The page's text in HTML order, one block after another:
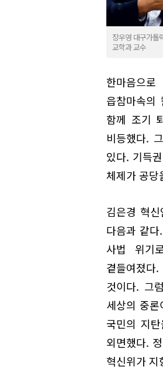
장우영 대구가톨
교학과 교수
한마음으
읍참마속의
함께 조기
비등했다.
있다. 기득
체제가 공당
김은경 혁
다음과 같
사법 위기
곁들여졌
것이다. 그
세상의 중
국민의 지
외면했다.
혁신위가